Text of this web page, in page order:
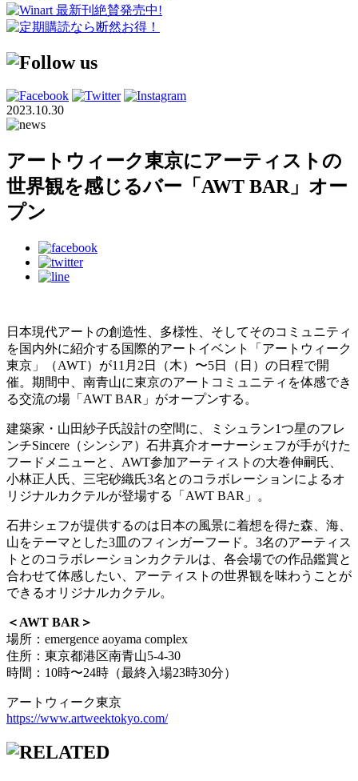
2023.10.30
アートウィーク東京にアーティストの
世界観を感じるバー「AWT BAR」オー
プン
日本現代アートの創造性、多様性、そしてそのコミュニティ
を国内外に紹介する国際的アートイベント「アートウィーク
東京」（AWT）が11月2日（木）〜5日（日）の日程で開
催。期間中、南⻘山に東京のアートコミュニティを体感でき
る交流の場「AWT BAR」がオープンする。
建築家・山田紗子氏設計の空間に、ミシュラン1つ星のフレ
ンチSincere（シンシア）石井真介オーナーシェフが手がけた
フードメニューと、AWT参加アーティストの大巻伸嗣氏、
小林正人氏、三宅砂織氏3名とのコラボレーションによるオ
リジナルカクテルが登場する「AWT BAR」。
石井シェフが提供するのは日本の風景に着想を得た森、海、
山をテーマとした3皿のフィンガーフード。3名のアーティス
トとのコラボレーションカクテルは、各会場での作品鑑賞と
合わせて体感したい、アーティストの世界観を味わうことが
できるオリジナルカクテル。
＜AWT BAR＞
場所：emergence aoyama complex
住所：東京都港区南青山5-4-30
時間：10時〜24時（最終入場23時30分）
アートウィーク東京
https://www.artweektokyo.com/